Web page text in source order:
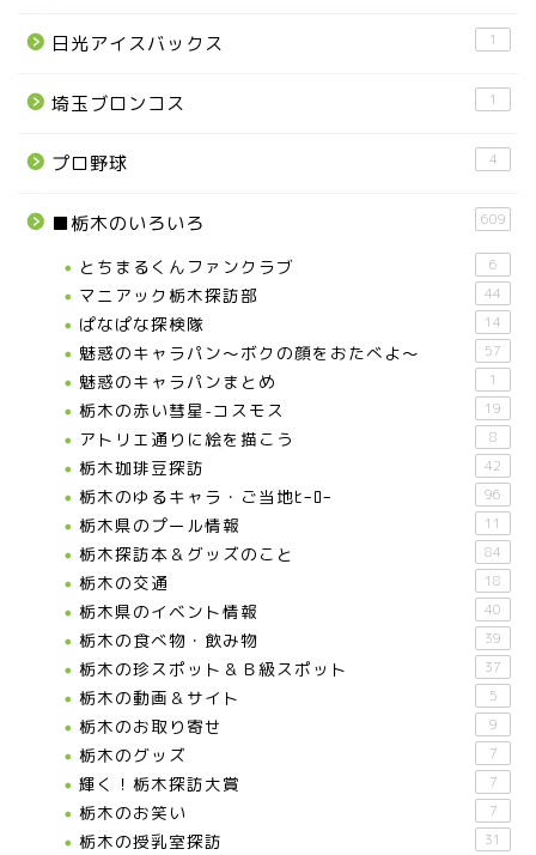
日光アイスバックス 1
埼玉ブロンコス 1
プロ野球 4
■栃木のいろいろ 609
とちまるくんファンクラブ 6
マニアック栃木探訪部 44
ぱなぱな探検隊 14
魅惑のキャラパン～ボクの顔をおたべよ～ 57
魅惑のキャラパンまとめ 1
栃木の赤い彗星-コスモス 19
アトリエ通りに絵を描こう 8
栃木珈琲豆探訪 42
栃木のゆるキャラ・ご当地ﾋｰﾛｰ 96
栃木県のプール情報 11
栃木探訪本＆グッズのこと 84
栃木の交通 18
栃木県のイベント情報 40
栃木の食べ物・飲み物 39
栃木の珍スポット＆Ｂ級スポット 37
栃木の動画＆サイト 5
栃木のお取り寄せ 9
栃木のグッズ 7
輝く！栃木探訪大賞 7
栃木のお笑い 7
栃木の授乳室探訪 31